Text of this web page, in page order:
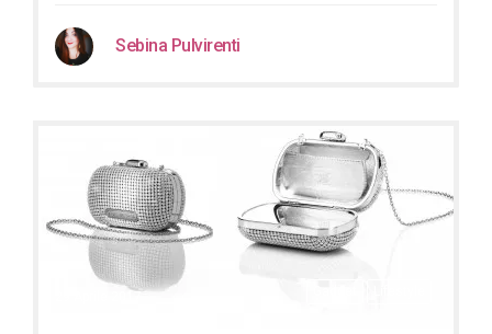
Sebina Pulvirenti
29 Aprile 2017